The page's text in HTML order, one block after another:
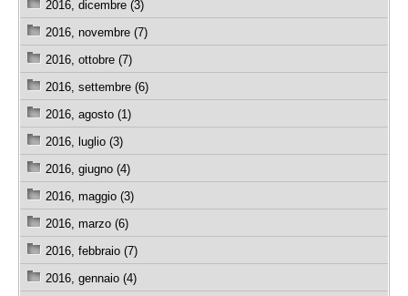
2016, dicembre (3)
2016, novembre (7)
2016, ottobre (7)
2016, settembre (6)
2016, agosto (1)
2016, luglio (3)
2016, giugno (4)
2016, maggio (3)
2016, marzo (6)
2016, febbraio (7)
2016, gennaio (4)